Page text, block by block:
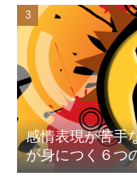
感情表現が苦手
が身につく６つ